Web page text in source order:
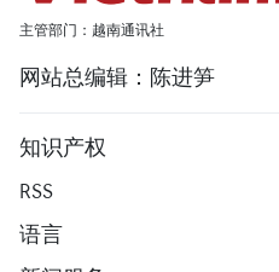
主管部门：越南通讯社
网站总编辑：陈进笋
知识产权
RSS
语言